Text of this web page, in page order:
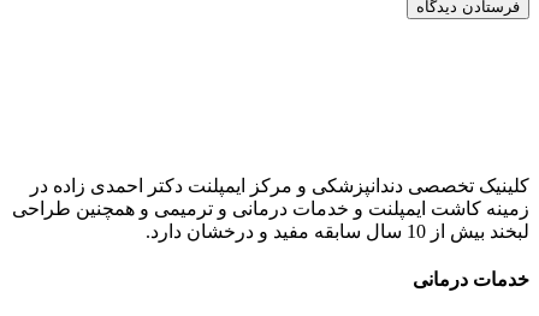
کلینیک تخصصی دندانپزشکی و مرکز ایمپلنت دکتر احمدی زاده در
زمینه کاشت ایمپلنت و خدمات درمانی و ترمیمی و همچنین طراحی
لبخند بیش از 10 سال سابقه مفید و درخشان دارد.
خدمات درمانی